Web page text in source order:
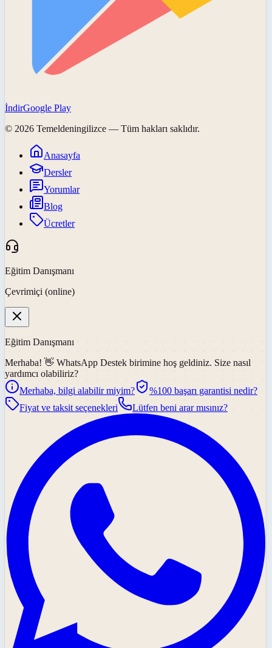
İndirGoogle Play
© 2026 Temeldeningilizce — Tüm hakları saklıdır.
Anasayfa
Dersler
Yorumlar
Blog
Ücretler
Eğitim Danışmanı
Çevrimiçi (online)
Eğitim Danışmanı
Merhaba! 👋 WhatsApp Destek birimine hoş geldiniz. Size nasıl
yardımcı olabiliriz?
Merhaba, bilgi alabilir miyim?
%100 başarı garantisi nedir?
Fiyat ve taksit seçenekleri
Lütfen beni arar mısınız?